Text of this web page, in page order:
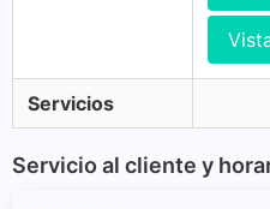
Servicios
Servicio al cliente y